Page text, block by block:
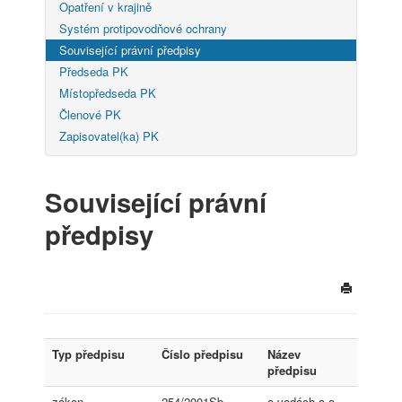
Opatření v krajině
Systém protipovodňové ochrany
Související právní předpisy
Předseda PK
Místopředseda PK
Členové PK
Zapisovatel(ka) PK
Související právní
předpisy
Typ předpisu Číslo předpisu
Název
předpisu